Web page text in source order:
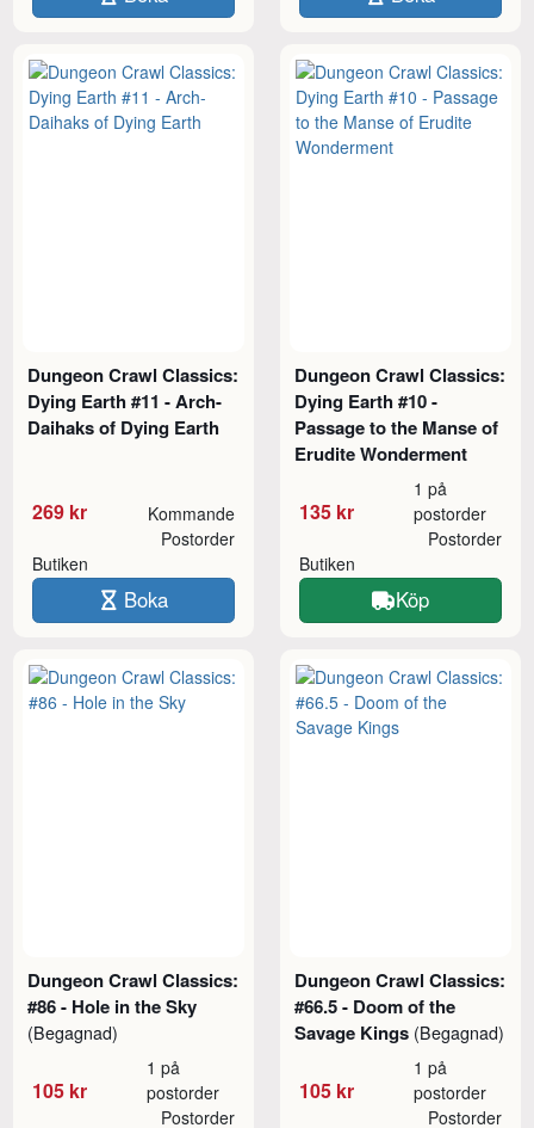
Dungeon Crawl Classics:
Dying Earth #11 - Arch-
Daihaks of Dying Earth
269 kr Kommande
Butiken
Postorder
Boka
Dungeon Crawl Classics:
Dying Earth #10 -
Passage to the Manse of
Erudite Wonderment
135 kr
1 på
postorder
Butiken
Postorder
Köp
Dungeon Crawl Classics:
#86 - Hole in the Sky
(Begagnad)
105 kr
1 på
postorder
Postorder
Dungeon Crawl Classics:
#66.5 - Doom of the
Savage Kings (Begagnad)
105 kr
1 på
postorder
Postorder